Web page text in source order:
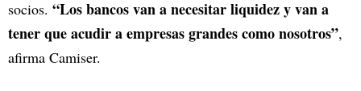
socios. “Los bancos van a necesitar liquidez y van a
tener que acudir a empresas grandes como nosotros”,
afirma Camiser.